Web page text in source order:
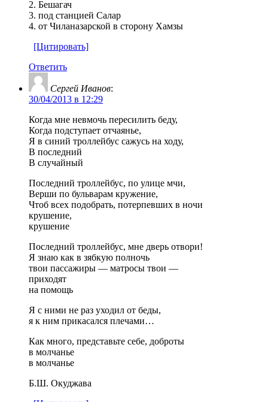
2. Бешагач
3. под станцией Салар
4. от Чиланазарской в сторону Хамзы
[Цитировать]
Ответить
Сергей Иванов:
30/04/2013 в 12:29
Когда мне невмочь пересилить беду,
Когда подступает отчаянье,
Я в синий троллейбус сажусь на ходу,
В последний
В случайный
Последний троллейбус, по улице мчи,
Верши по бульварам кружение,
Чтоб всех подобрать, потерпевших в ночи
крушение,
крушение
Последний троллейбус, мне дверь отвори!
Я знаю как в зябкую полночь
твои пассажиры — матросы твои —
приходят
на помощь
Я с ними не раз уходил от беды,
я к ним прикасался плечами…
Как много, представьте себе, доброты
в молчанье
в молчанье
Б.Ш. Окуджава